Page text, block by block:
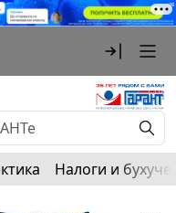
Налоги и